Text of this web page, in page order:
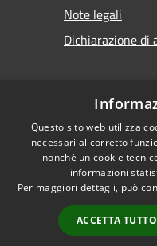
Note legali
Dichiarazione di
RSS
Accessibilità
Cookie
Mappa del sito
Questo sito web utilizza
necessari al corretto
nonché un cookie
informazioni
Per maggiori dettagli, può
ACCETTA TUTTO